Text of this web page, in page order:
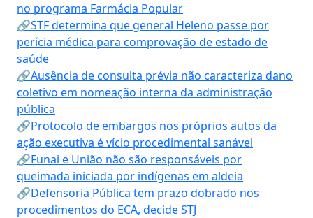
no programa Farmácia Popular
🔗STF determina que general Heleno passe por
perícia médica para comprovação de estado de
saúde
🔗Ausência de consulta prévia não caracteriza dano
coletivo em nomeação interna da administração
pública
🔗Protocolo de embargos nos próprios autos da
ação executiva é vício procedimental sanável
🔗Funai e União não são responsáveis por
queimada iniciada por indígenas em aldeia
🔗Defensoria Pública tem prazo dobrado nos
procedimentos do ECA, decide STJ